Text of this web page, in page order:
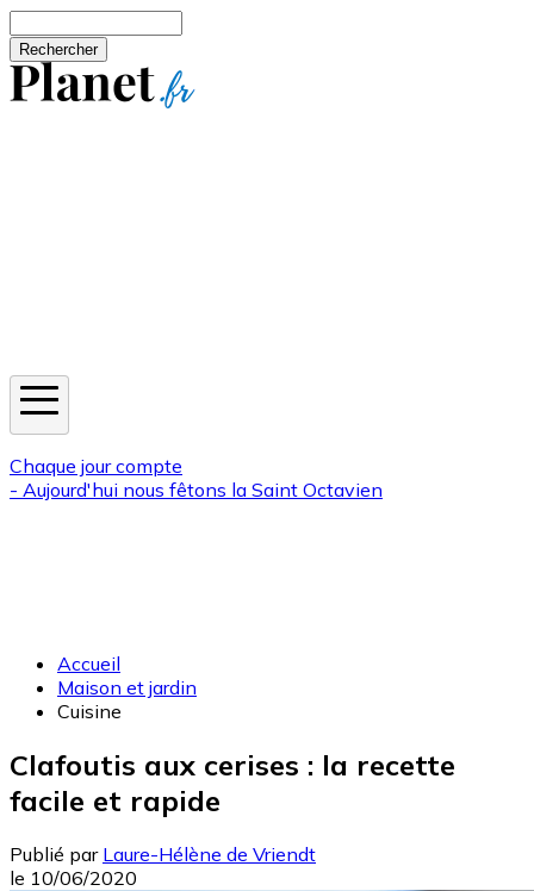
Chaque jour compte
- Aujourd'hui nous fêtons la Saint Octavien
Accueil
Maison et jardin
Cuisine
Clafoutis aux cerises : la recette
facile et rapide
Publié par Laure-Hélène de Vriendt
le 10/06/2020